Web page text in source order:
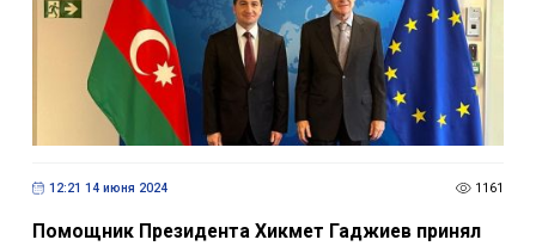
12:21 14 июня 2024 1161
Помощник Президента Хикмет Гаджиев принял